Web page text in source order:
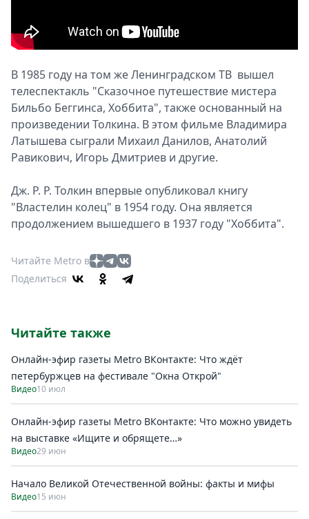
В 1985 году на том же Ленинградском ТВ вышел
телеспектакль "Сказочное путешествие мистера
Бильбо Беггинса, Хоббита", также основанный на
произведении Толкина. В этом фильме Владимира
Латышева сыграли Михаил Данилов, Анатолий
Равикович, Игорь Дмитриев и другие.
Дж. Р. Р. Толкин впервые опубликовал книгу
"Властелин колец" в 1954 году. Она является
продолжением вышедшего в 1937 году "Хоббита".
Читайте Metro в
Поделиться
Читайте также
Онлайн-эфир газеты Metro ВКонтакте: Что ждёт
петербуржцев на фестивале "Окна Открой"
Видео10 июл
Онлайн-эфир газеты Metro ВКонтакте: Что можно увидеть
на выставке «Ищите и обрящете…»
Видео29 июн
Начало Великой Отечественной войны: факты и мифы
Видео15 июн